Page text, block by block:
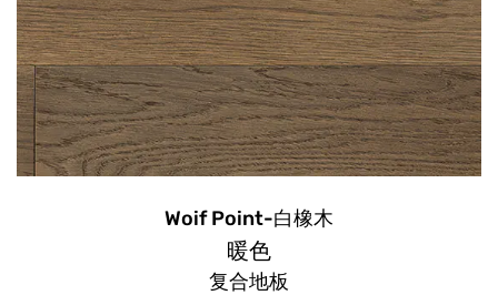
Woif Point-白橡木
暖色
复合地板